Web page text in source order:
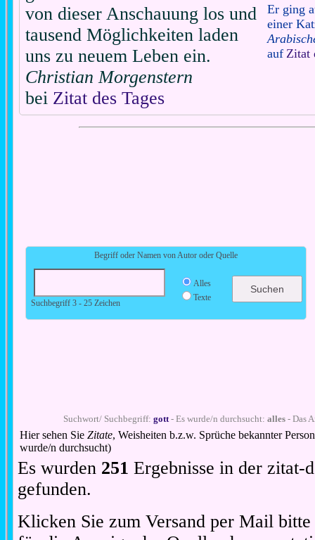
von dieser Anschauung los und
tausend Möglichkeiten laden
uns zu neuem Leben ein.
Christian Morgenstern
bei Zitat des Tages
Er ging
einer
auf Zitat
Begriff oder Namen von Autor oder Quelle
Suchbegriff 3 - 25 Zeichen
Alles
Texte
Suchwort/ Suchbegriff:gott- Es wurde/n durchsucht:alles - Das
Hier sehen SieZitate, Weisheiten b.z.w. Sprüche bekannter
wurde/n durchsucht)
Es wurden 251 Ergebnisse in der zitat-
gefunden.
Klicken Sie zum Versand per Mail